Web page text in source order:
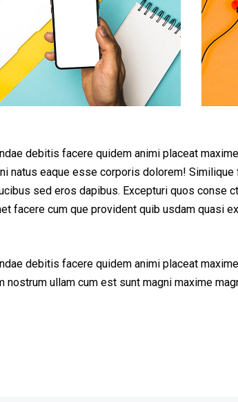
debitis facere quidem animi placeat
natus eaque esse corporis dolorem!
sed eros dapibus. Excepturi quos conse
facere cum que provident quib usdam quasi
debitis facere quidem animi placeat
ullam cum est sunt magni maxime